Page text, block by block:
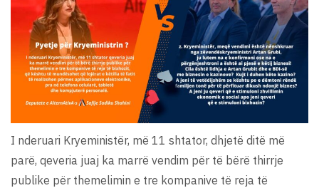
I nderuari Kryeministër, më 11 shtator, dhjetë ditë më
parë, qeveria juaj ka marrë vendim për të bërë thirrje
publike për themelimin e tre kompanive të reja të